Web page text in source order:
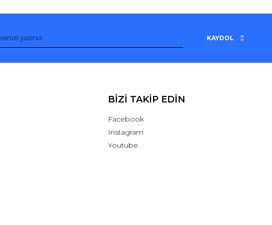
KAYDOL
BİZİ TAKİP EDİN
Facebook
Instagram
Youtube